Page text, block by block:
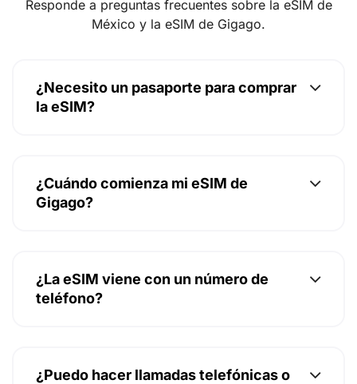
Responde a preguntas frecuentes sobre la eSIM de
México y la eSIM de Gigago.
¿Necesito un pasaporte para comprar
la eSIM?
¿Cuándo comienza mi eSIM de
Gigago?
¿La eSIM viene con un número de
teléfono?
¿Puedo hacer llamadas telefónicas o